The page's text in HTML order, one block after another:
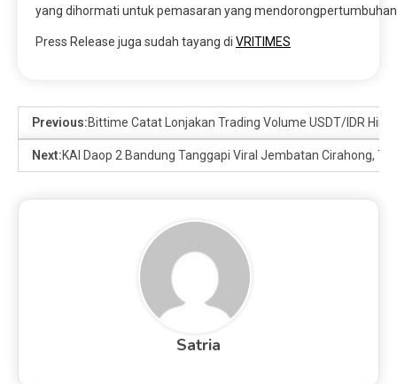
yang dihormati untuk pemasaran yang
Press Release juga sudah tayang di VRITIMES
Previous:Bittime Catat Lonjakan Trading Volume USDT/IDR
Next:KAI Daop 2 Bandung Tanggapi Viral Jembatan Cirahong,
Satria